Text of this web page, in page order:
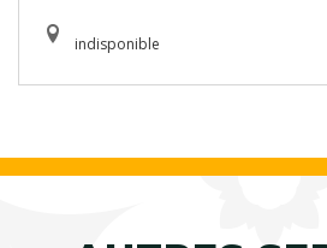
indisponible